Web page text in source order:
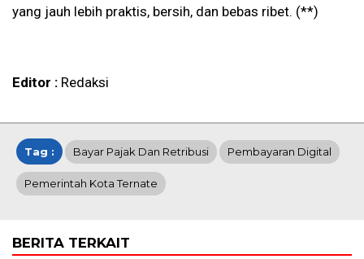
yang jauh lebih praktis, bersih, dan bebas ribet. (**)
Editor : Redaksi
Tag : Bayar Pajak Dan Retribusi Pembayaran Digital
Pemerintah Kota Ternate
BERITA TERKAIT